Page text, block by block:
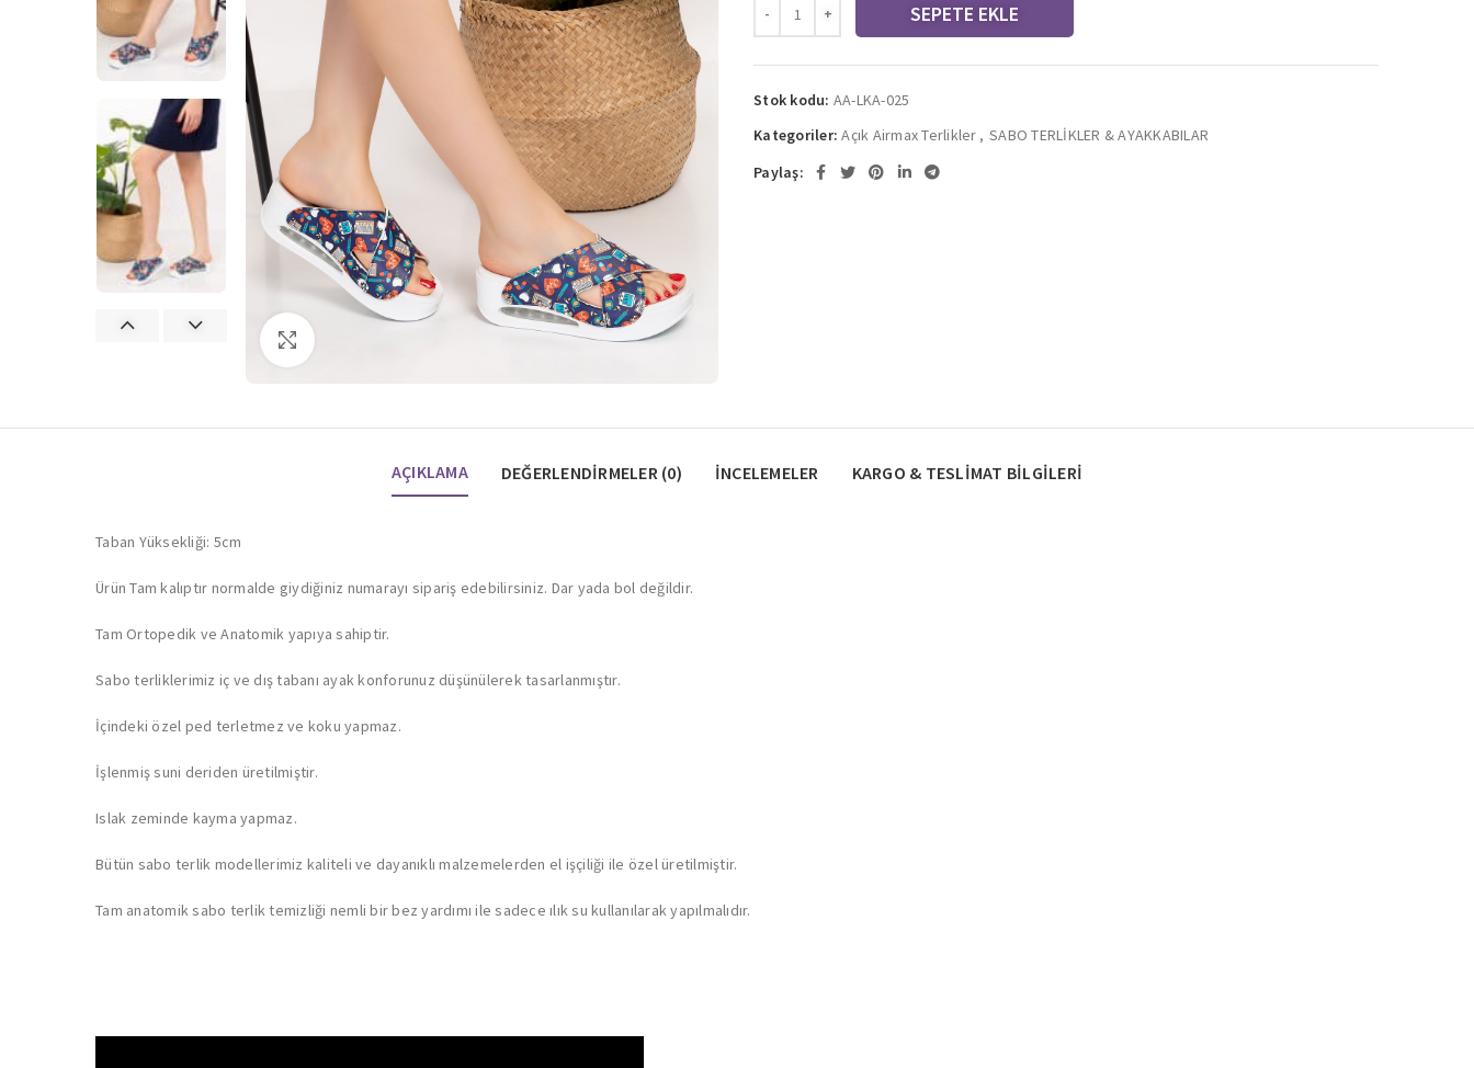
SEPETE EKLE
Stok kodu: AA-LKA-025
Kategoriler: Açık Airmax Terlikler , SABO TERLİKLER & AYAKKABILAR
Paylaş:
AÇIKLAMA DEĞERLENDIRMELER (0) İNCELEMELER KARGO & TESLIMAT BILGILERI
Taban Yüksekliği: 5cm
Ürün Tam kalıptır normalde giydiğiniz numarayı sipariş edebilirsiniz. Dar yada bol değildir.
Tam Ortopedik ve Anatomik yapıya sahiptir.
Sabo terliklerimiz iç ve dış tabanı ayak konforunuz düşünülerek tasarlanmıştır.
İçindeki özel ped terletmez ve koku yapmaz.
İşlenmiş suni deriden üretilmiştir.
Islak zeminde kayma yapmaz.
Bütün sabo terlik modellerimiz kaliteli ve dayanıklı malzemelerden el işçiliği ile özel üretilmiştir.
Tam anatomik sabo terlik temizliği nemli bir bez yardımı ile sadece ılık su kullanılarak yapılmalıdır.